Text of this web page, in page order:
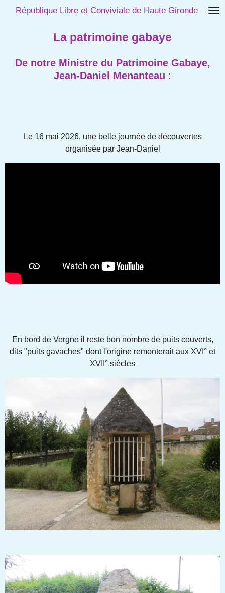
Passer
République Libre et Conviviale de Haute Gironde
La patrimoine gabaye
De notre Ministre du Patrimoine Gabaye,
Jean-Daniel Menanteau :
Le 16 mai 2026, une belle journée de découvertes
organisée par Jean-Daniel
En bord de Vergne il reste bon nombre de puits couverts,
dits "puits gavaches" dont l'origine remonterait aux XVI° et
XVII° siècles